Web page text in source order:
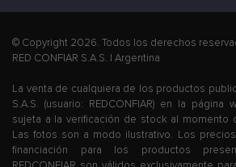
© Copyright 2026. Todos los derechos
RED CONFIAR S.A.S. | Argentina
La venta de cualquiera de los productos
S.A.S. (usuario: REDCONFIAR) en la página
sujeta a la verificación de stock al momento
Las fotos son a modo ilustrativo. Los
financiación para los productos